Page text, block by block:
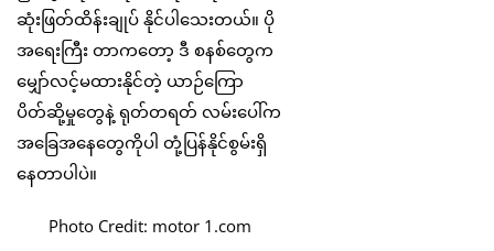
ဆုံးဖြတ်ထိန်းချုပ် နိုင်ပါသေးတယ်။ ပို
အရေးကြီး တာကတော့ ဒီ စနစ်တွေက
မျှော်လင့်မထားနိုင်တဲ့ ယာဉ်ကြော
ပိတ်ဆို့မှုတွေနဲ့ ရုတ်တရတ် လမ်းပေါ်က
အခြေအနေတွေကိုပါ တုံ့ပြန်နိုင်စွမ်းရှိ‌
နေတာပါပဲ။
Photo Credit: motor 1.com